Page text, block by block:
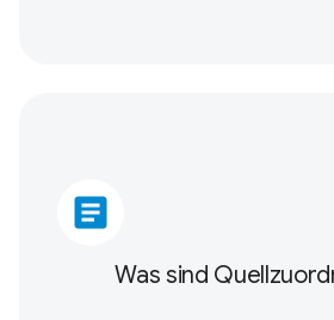
article
Was sind